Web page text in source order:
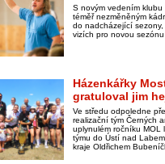
S novým vedením
téměř nezměněným
do nadcházející
vizích pro novou
Házenkářky
gratuloval jim
Ve středu odpoledne
realizační tým Černých
uplynulém ročníku MOL
týmu do Ústí nad
kraje Oldřichem